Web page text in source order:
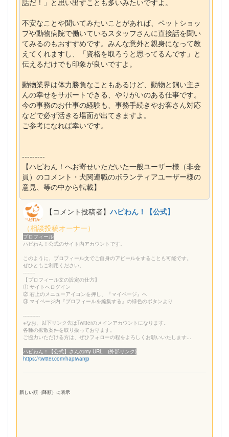
話だ！」と思い出すことも多いみたいですよ。
不安なことや聞いてみたいことがあれば、ペットショッ
プや動物病院で働いているスタッフさんに直接話を聞い
てみるのもおすすめです。みんな意外と親身になって教
えてくれますし、「資格を取ろうと思ってるんです」と
伝えるだけでも印象が良いですよ。
動物業界は体力勝負なこともあるけど、動物と飼い主さ
んの幸せをサポートできる、やりがいのある仕事です。
今の事務のお仕事の経験も、事務手続きやお客さん対応
などで必ず活きる場面が出てきますよ。
ご参考になれば幸いです。
---------
【ハピわん！へお寄せいただいた一般ユーザー様（非会
員）のコメント・犬関連職のボランティアユーザー様の
意見、等の中から転載】
【コメント投稿者】ハピわん！【公式】
（相談投稿オーナー）
プロフィール
ハピわん！公式のサイト内アカウントです。
このように、プロフィール文でご自身のアピールをすることも可能です。
ぜひともご利用ください。
--------
【プロフィール文の設定の仕方】
① サイトへログイン
② 右上のメニューアイコンを押し、『マイページ』へ
③ マイページ内『プロフィールを編集する』の緑色のボタンより
-----------
※なお、以下リンク先はTwitterのメインアカウントになります。
各種の拡散案件を取り扱っております。
ご協力いただける方は、ぜひフォローの程をよろしくお願いいたします...
ハピわん！【公式】さんのmy URL (外部リンク)
https://twitter.com/hapiwanjp
新しい順（降順）に表示